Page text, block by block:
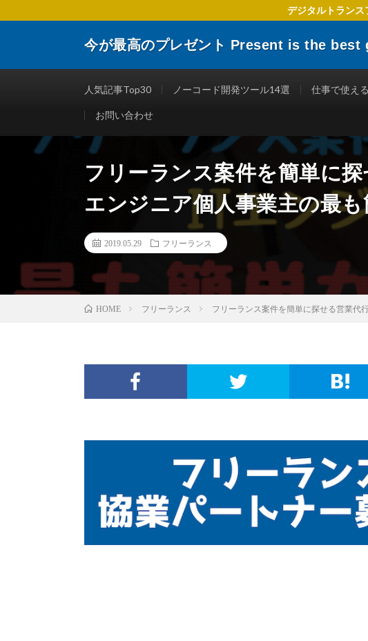
デジタルトラン
今が最高のプレゼント Present is the best
楽しくする仕事術やITリテラシーを向上させるために役立つ情報を発
人気記事Top30 ノーコード開発ツール14選 仕事で使え
お問い合わせ
フリーランス案件を簡単に
エンジニア個人事業主の最
2019.05.29 フリーランス
HOME フリーランス フリーランス案件を簡単に探せる営業代